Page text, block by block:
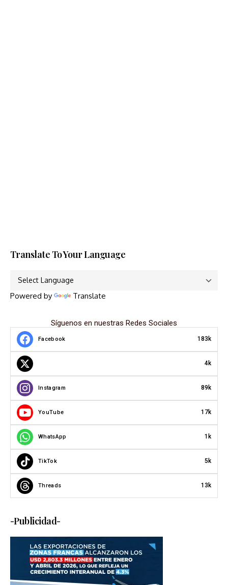
Translate To Your Language
Powered by Translate
Síguenos en nuestras Redes Sociales
Facebook 183k
4k
Instagram 89k
YouTube 17k
WhatsApp 1k
TikTok 5k
Threads 13k
-Publicidad-